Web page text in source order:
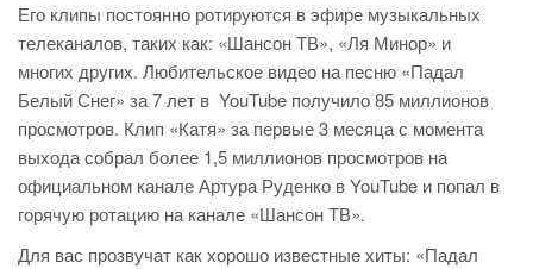
Его клипы постоянно ротируются в эфире музыкальных
телеканалов, таких как: «Шансон ТВ», «Ля Минор» и
многих других. Любительское видео на песню «Падал
Белый Снег» за 7 лет в YouTube получило 85 миллионов
просмотров. Клип «Катя» за первые 3 месяца с момента
выхода собрал более 1,5 миллионов просмотров на
официальном канале Артура Руденко в YouTube и попал в
горячую ротацию на канале «Шансон ТВ».
Для вас прозвучат как хорошо известные хиты: «Падал